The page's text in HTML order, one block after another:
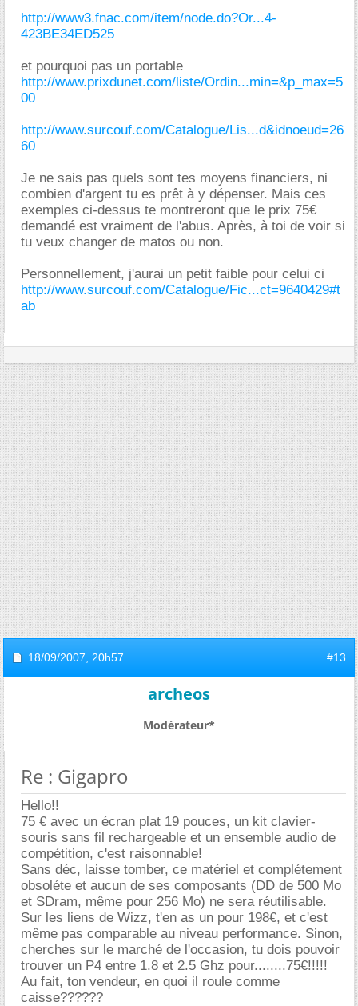
http://www3.fnac.com/item/node.do?Or...4-
423BE34ED525
et pourquoi pas un portable
http://www.prixdunet.com/liste/Ordin...min=&p_max=5
00
http://www.surcouf.com/Catalogue/Lis...d&idnoeud=26
60
Je ne sais pas quels sont tes moyens financiers, ni
combien d'argent tu es prêt à y dépenser. Mais ces
exemples ci-dessus te montreront que le prix 75
demandé est vraiment de l'abus. Après, à toi de voir si
tu veux changer de matos ou non.
Personnellement, j'aurai un petit faible pour celui ci
http://www.surcouf.com/Catalogue/Fic...ct=9640429#t
ab
18/09/2007, 20h57 #13
archeos
Modérateur*
Re : Gigapro
Hello!!
75 € avec un écran plat 19 pouces, un kit clavier-
souris sans fil rechargeable et un ensemble audio de
compétition, c'est raisonnable!
Sans déc, laisse tomber, ce matériel et complétement
obsoléte et aucun de ses composants (DD de 500 Mo
et SDram, même pour 256 Mo) ne sera réutilisable.
Sur les liens de Wizz, t'en as un pour 198€, et c'est
même pas comparable au niveau performance. Sinon,
cherches sur le marché de l'occasion, tu dois pouvoir
trouver un P4 entre 1.8 et 2.5 Ghz pour........75€!!!!!
Au fait, ton vendeur, en quoi il roule comme
caisse??????